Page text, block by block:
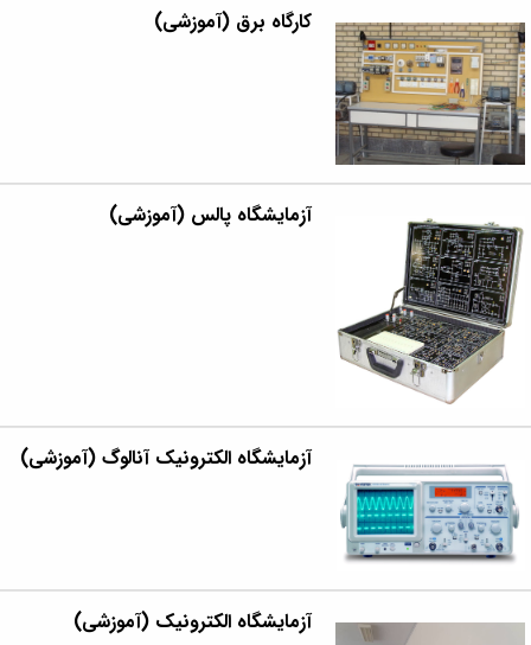
مرتبط
بنیاد
ملی
نخبگان
شرکت
های
دانش
آئین
نامه ها
و
فرآیندها
آئین
نامه
نامه
های
پژوهشی
فرم
های
پژوهشی
کارگاه برق (آموزشی)
آزمایشگاه پالس (آموزشی)
آزمایشگاه الکترونیک آنالوگ (آموزشی)
آزمایشگاه الکترونیک (آموزشی)